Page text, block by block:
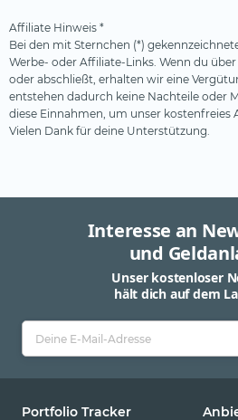
Affiliate Hinweis *
Bei den mit Sternchen (*)
Werbe- oder Affiliate-Links. Wenn du
oder abschließt, erhalten wir eine
entstehen dadurch keine Nachteile oder
diese Einnahmen, um unser kostenfreies
Vielen Dank für deine Unterstützung.
Interesse an
und
Unser kostenloser
hält dich auf dem
Portfolio Tracker